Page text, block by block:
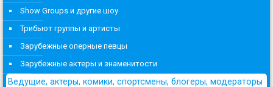
Show Groups и другие шоу
Трибьют группы и артисты
Зарубежные оперные певцы
Зарубежные актеры и знаменитости
Ведущие, актеры, комики, спортсмены, блогеры, модераторы